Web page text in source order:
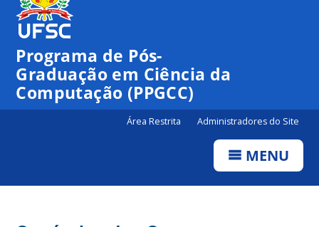
Programa de Pós-
Graduação em Ciência da
Computação (PPGCC)
Área Restrita Administradores do Site
MENU